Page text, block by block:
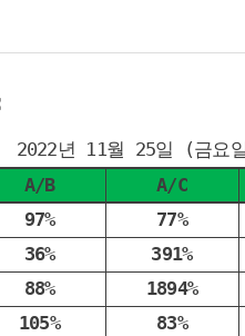
2022년 11월 25일 (금요
A/B A/C
97%
77%
36%
391%
88%
1894%
105%
83%